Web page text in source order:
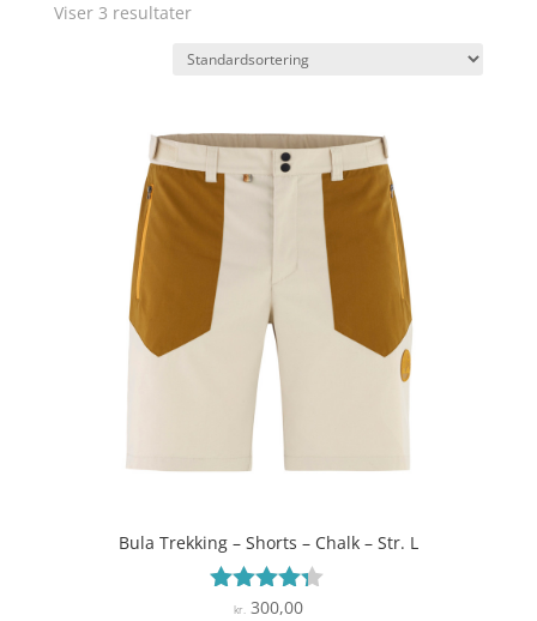
Viser 3 resultater
Bula Trekking – Shorts – Chalk – Str. L
Vurderet
kr.300,00